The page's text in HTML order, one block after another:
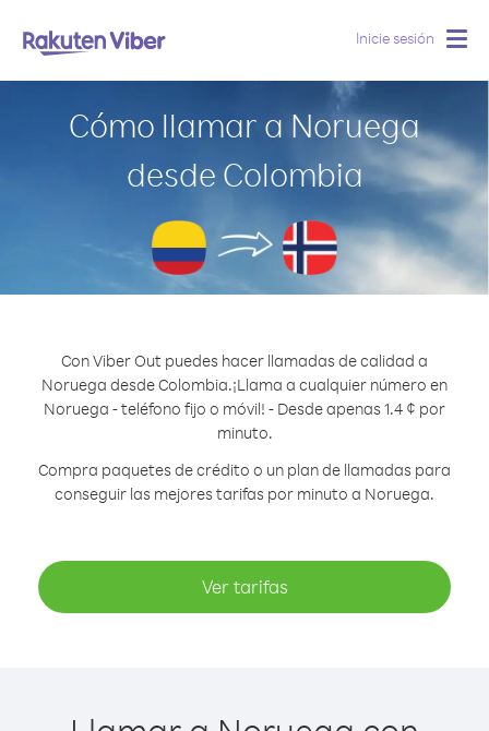
Inicie sesión
Cómo llamar a Noruega
desde Colombia
Con Viber Out puedes hacer llamadas de calidad a
Noruega desde Colombia.¡Llama a cualquier número en
Noruega - teléfono fijo o móvil! - Desde apenas 1.4 ¢ por
minuto.
Compra paquetes de crédito o un plan de llamadas para
conseguir las mejores tarifas por minuto a Noruega.
Ver tarifas